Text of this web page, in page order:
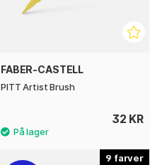
FABER-CASTELL
PITT Artist Brush
32 KR
9